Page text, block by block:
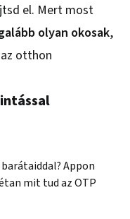
el. Mert most
olyan okosak,
otthon
Appon
mit tud az OTP